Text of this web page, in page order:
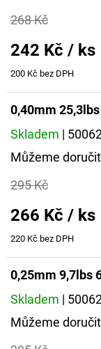
268 Kč
242 Kč / ks
200 Kč bez DPH
0,40mm
Skladem |
Můžeme
295 Kč
266 Kč / ks
220 Kč bez DPH
0,25mm 9,7lbs
Skladem |
Můžeme